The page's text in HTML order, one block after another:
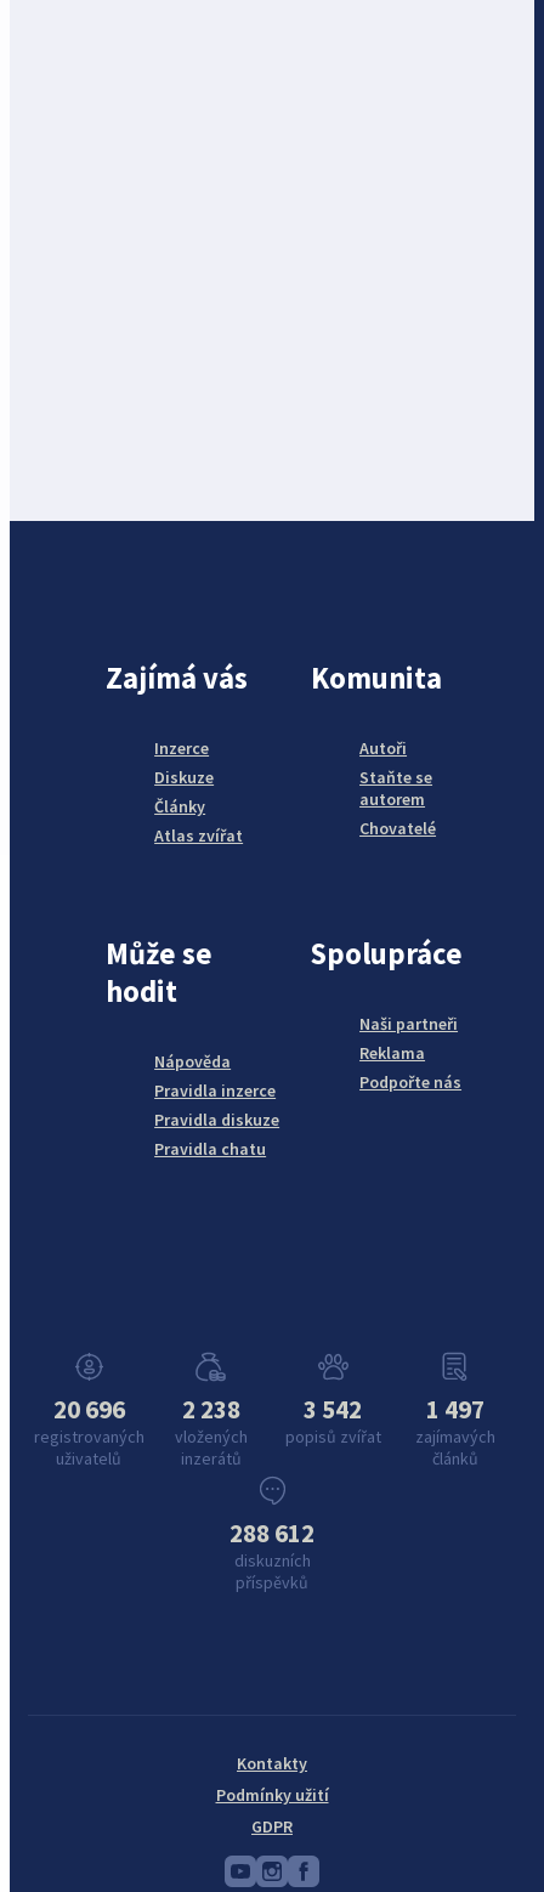
Zajímá vás
Inzerce
Diskuze
Články
Atlas zvířat
Komunita
Autoři
Staňte se
autorem
Chovatelé
Může se
hodit
Nápověda
Pravidla inzerce
Pravidla diskuze
Pravidla chatu
Spolupráce
Naši partneři
Reklama
Podpořte nás
20 696
registrovaných
uživatelů
2 238
vložených
inzerátů
3 542
popisů zvířat
1 497
zajímavých
článků
288 612
diskuzních
příspěvků
Kontakty
Podmínky užití
GDPR